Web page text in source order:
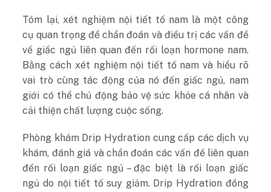
Tóm lại, xét nghiệm nội tiết tố nam là một công
cụ quan trọng để chẩn đoán và điều trị các vấn đề
về giấc ngủ liên quan đến rối loạn hormone nam.
Bằng cách xét nghiệm nội tiết tố nam và hiểu rõ
vai trò cùng tác động của nó đến giấc ngủ, nam
giới có thể chủ động bảo vệ sức khỏe cá nhân và
cải thiện chất lượng cuộc sống.
Phòng khám Drip Hydration cung cấp các dịch vụ
khám, đánh giá và chẩn đoán các vấn đề liên quan
đến rối loạn giấc ngủ – đặc biệt là rối loạn giấc
ngủ do nội tiết tố suy giảm. Drip Hydration đồng